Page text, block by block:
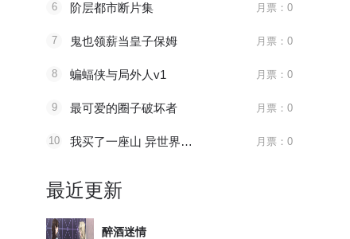
6 阶层都市断片集 月票：0
7 鬼也领薪当皇子保姆 月票：0
8 蝙蝠侠与局外人v1 月票：0
9 最可爱的圈子破坏者 月票：0
10 我买了一座山 异世界生活其实也不赖 月票：0
最近更新
醉酒迷情